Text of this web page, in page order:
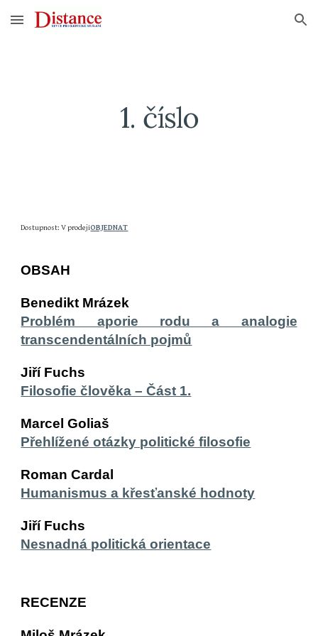
Skip to main content Skip to navigation
1. číslo
Dostupnost: V prodejiOBJEDNAT
OBSAH
Benedikt Mrázek
Problém aporie rodu a analogie
transcendentálních pojmů
Jiří Fuchs
Filosofie člověka – Část 1.
Marcel Goliaš
Přehlížené otázky politické filosofie
Roman Cardal
Humanismus a křesťanské hodnoty
Jiří Fuchs
Nesnadná politická orientace
RECENZE